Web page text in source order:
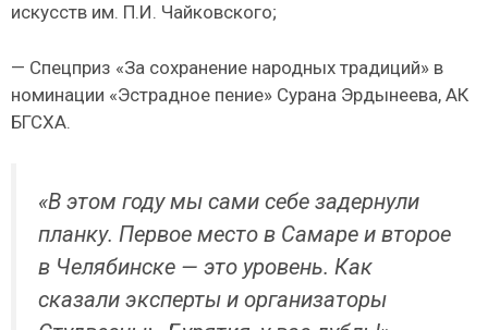
искусств им. П.И. Чайковского;
— Спецприз «За сохранение народных традиций» в
номинации «Эстрадное пение» Сурана Эрдынеева, АК
БГСХА.
«В этом году мы сами себе задернули
планку. Первое место в Самаре и второе
в Челябинске — это уровень. Как
сказали эксперты и организаторы